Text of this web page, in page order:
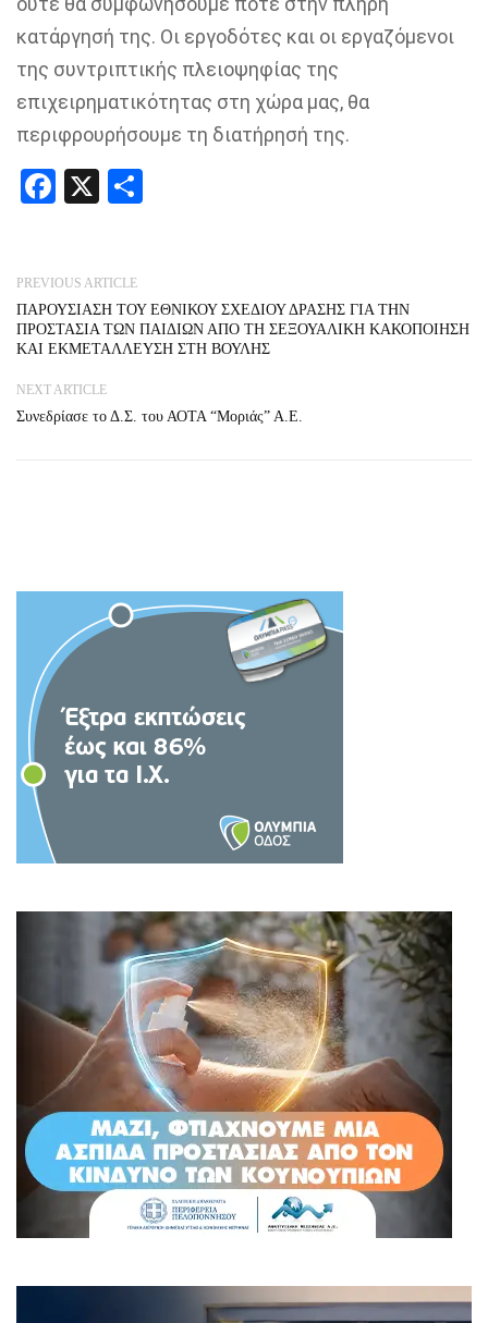
κατάργησή της. Οι εργοδότες και οι εργαζόμενοι
της συντριπτικής πλειοψηφίας της
επιχειρηματικότητας στη χώρα μας, θα
περιφρουρήσουμε τη διατήρησή της.
Facebook
X
PREVIOUS ARTICLE
ΠΑΡΟΥΣΙΑΣΗ ΤΟΥ ΕΘΝΙΚΟΥ ΣΧΕΔΙΟΥ ΔΡΑΣΗΣ ΓΙΑ ΤΗΝ
ΠΡΟΣΤΑΣΙΑ ΤΩΝ ΠΑΙΔΙΩΝ ΑΠΟ ΤΗ ΣΕΞΟΥΑΛΙΚΗ ΚΑΚΟΠΟΙΗΣΗ
ΚΑΙ ΕΚΜΕΤΑΛΛΕΥΣΗ ΣΤΗ ΒΟΥΛΗΣ
NEXT ARTICLE
Συνεδρίασε το Δ.Σ. του ΑΟΤΑ “Μοριάς” Α.Ε.